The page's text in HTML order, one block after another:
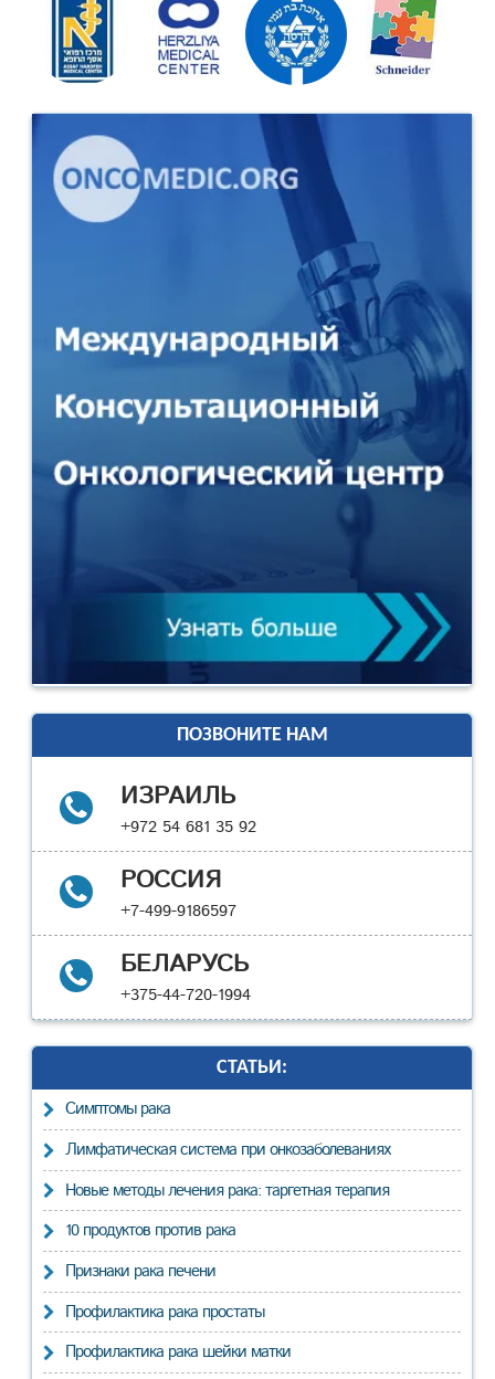
ПОЗВОНИТЕ НАМ
ИЗРАИЛЬ
+972 54 681 35 92
РОССИЯ
+7-499-9186597
БЕЛАРУСЬ
+375-44-720-1994
СТАТЬИ:
Cимптомы рака
Лимфатическая система при онкозаболеваниях
Новые методы лечения рака: таргетная терапия
10 продуктов против рака
Признаки рака печени
Профилактика рака простаты
Профилактика рака шейки матки